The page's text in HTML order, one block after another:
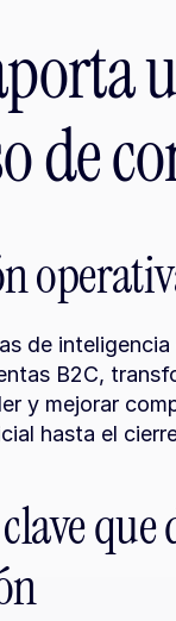
de
de
B2C,
y mejorar
hasta el